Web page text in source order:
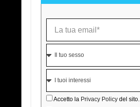
Accetto la Privacy Policydel sito.